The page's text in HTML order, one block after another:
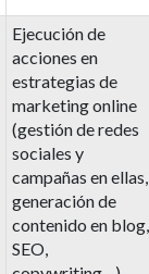
Ejecución de
acciones en
estrategias de
marketing online
(gestión de redes
sociales y
campañas en ellas,
generación de
contenido en blog,
SEO,